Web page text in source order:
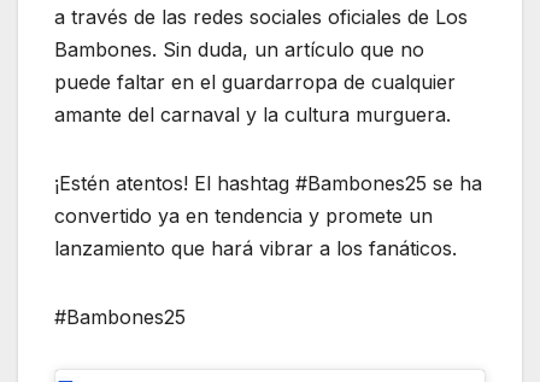
a través de las redes sociales oficiales de Los
Bambones. Sin duda, un artículo que no
puede faltar en el guardarropa de cualquier
amante del carnaval y la cultura murguera.
¡Estén atentos! El hashtag #Bambones25 se ha
convertido ya en tendencia y promete un
lanzamiento que hará vibrar a los fanáticos.
#Bambones25